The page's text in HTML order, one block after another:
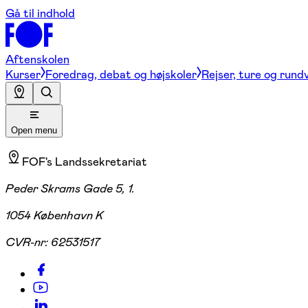
Gå til indhold
Aftenskolen
Kurser Foredrag, debat og højskoler Rejser, ture og
Open menu
FOF's Landssekretariat
Peder Skrams Gade 5, 1.
1054 København K
CVR-nr: 62531517